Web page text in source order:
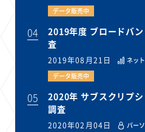
データ販売中
04
2019年度 ブロードバ
査
2019年08月21日 ネッ
データ販売中
05
2020年 サブスクリプ
調査
2020年02月04日 パー